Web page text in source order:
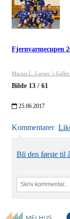
Fjernvarmecupen
Marius L. Larsen 's Galleri
Bilde 13 / 61
25.06.2017
Kommentarer
Bli den første til